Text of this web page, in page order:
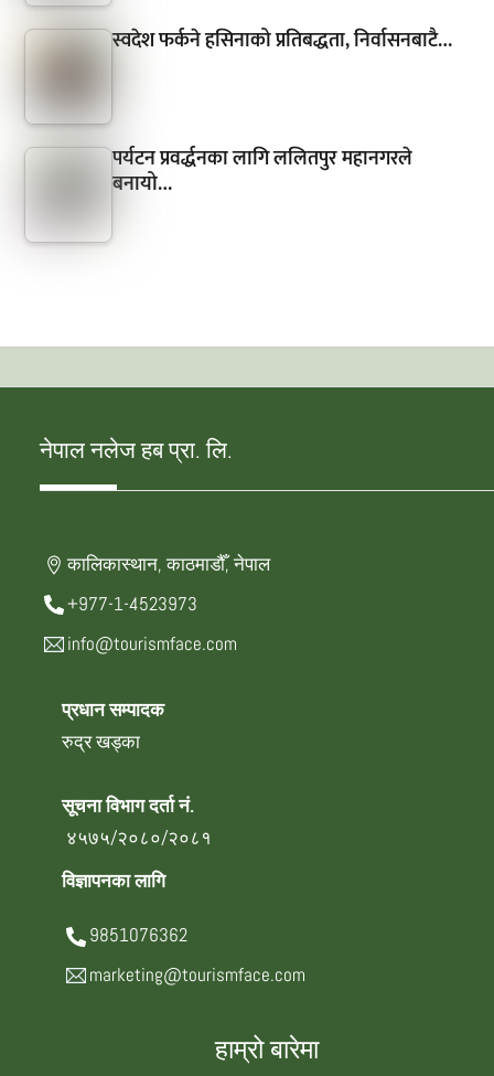
स्वदेश फर्कने हसिनाको प्रतिबद्धता, निर्वासनबाटै…
पर्यटन प्रवर्द्धनका लागि ललितपुर महानगरले
बनायो…
नेपाल नलेज हब प्रा. लि.
कालिकास्थान, काठमाडौँ, नेपाल
+977-1-4523973
info@tourismface.com
प्रधान सम्पादक
रुद्र खड्का
सूचना विभाग दर्ता नं.
४५७५/२०८०/२०८१
विज्ञापनका लागि
9851076362
marketing@tourismface.com
हाम्रो बारेमा